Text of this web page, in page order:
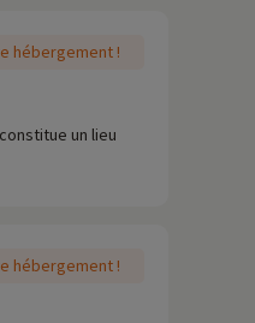
hébergement !
un lieu
hébergement !